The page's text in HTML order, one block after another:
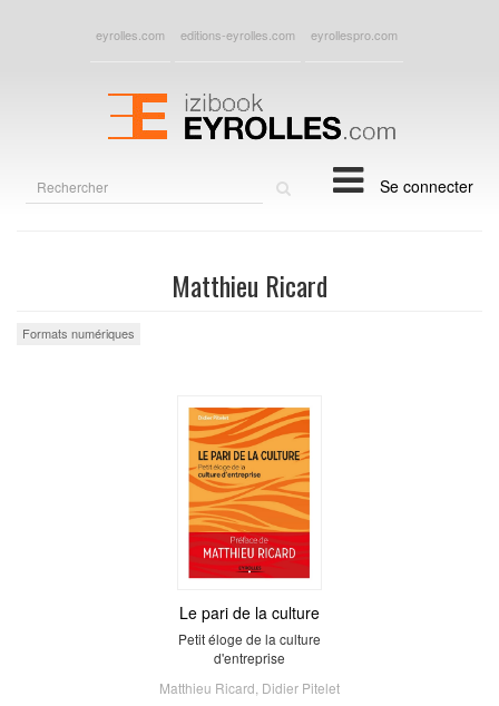
eyrolles.com editions-eyrolles.com eyrollespro.com
Se connecter
Matthieu Ricard
Formats numériques
Le pari de la culture
Petit éloge de la culture
d'entreprise
Matthieu Ricard Didier Pitelet